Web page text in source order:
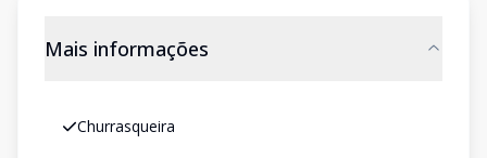
Mais informações
Churrasqueira